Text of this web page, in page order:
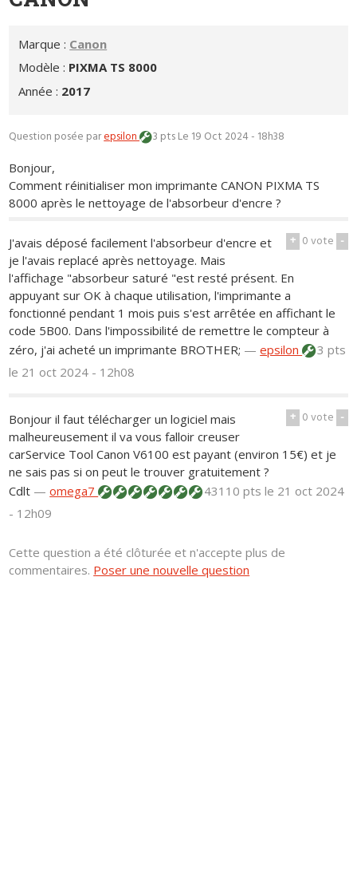
Marque : Canon
Modèle : PIXMA TS 8000
Année : 2017
Question posée parepsilon 3 ptsLe 19 Oct 2024 - 18h38
Bonjour,
Comment réinitialiser mon imprimante CANON PIXMA TS
8000 après le nettoyage de l'absorbeur d'encre ?
+ 0vote -
J'avais déposé facilement l'absorbeur d'encre et
je l'avais replacé après nettoyage. Mais
l'affichage "absorbeur saturé "est resté présent. En
appuyant sur OK à chaque utilisation, l'imprimante a
fonctionné pendant 1 mois puis s'est arrêtée en affichant le
code 5B00. Dans l'impossibilité de remettre le compteur à
zéro, j'ai acheté un imprimante BROTHER; —epsilon
3 pts
le 21 oct 2024 - 12h08
+ 0vote -
Bonjour il faut télécharger un logiciel mais
malheureusement il va vous falloir creuser
carService Tool Canon V6100 est payant (environ 15€) et je
ne sais pas si on peut le trouver gratuitement ?
Cdlt —omega7 43110 ptsle 21 oct 2024
- 12h09
Cette question a été clôturée et n'accepte plus de
commentaires. Poser une nouvelle question